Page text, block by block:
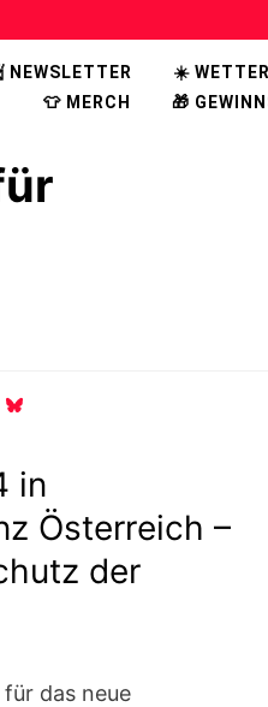
NEWSLETTER ☀️ WETTER
👕 MERCH
🎁
in
Österreich –
der
das neue